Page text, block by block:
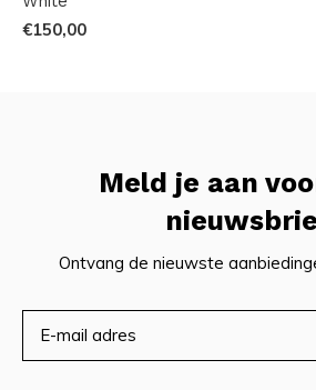
€150,00
Meld je aan
Ontvang de nieuwste